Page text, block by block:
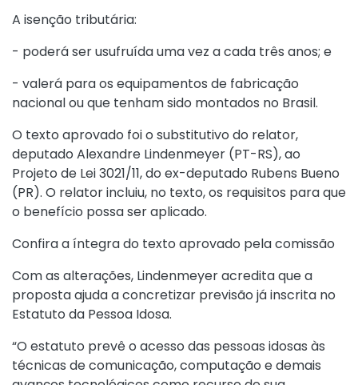
A isenção tributária:
- poderá ser usufruída uma vez a cada três anos; e
- valerá para os equipamentos de fabricação
nacional ou que tenham sido montados no Brasil.
O texto aprovado foi o substitutivo do relator,
deputado Alexandre Lindenmeyer (PT-RS), ao
Projeto de Lei 3021/11, do ex-deputado Rubens Bueno
(PR). O relator incluiu, no texto, os requisitos para que
o benefício possa ser aplicado.
Confira a íntegra do texto aprovado pela comissão
Com as alterações, Lindenmeyer acredita que a
proposta ajuda a concretizar previsão já inscrita no
Estatuto da Pessoa Idosa.
“O estatuto prevê o acesso das pessoas idosas às
técnicas de comunicação, computação e demais